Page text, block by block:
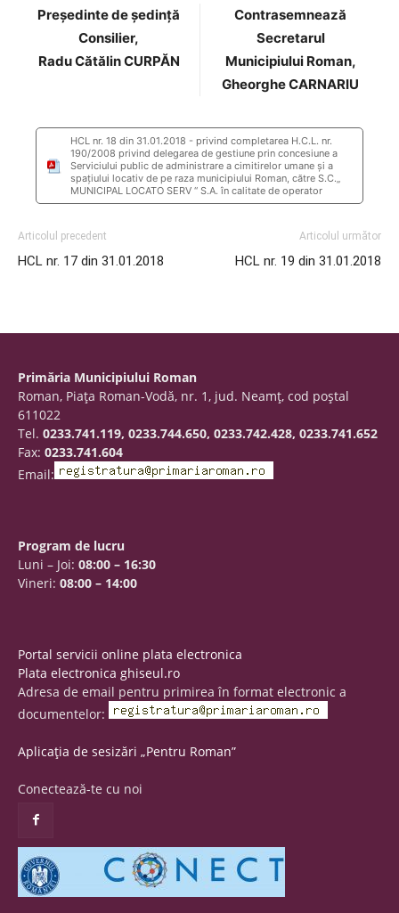
Preşedinte de şedinţă
Consilier,
Radu Cătălin CURPĂN
Contrasemnează
Secretarul
Municipiului Roman,
Gheorghe CARNARIU
HCL nr. 18 din 31.01.2018 - privind completarea H.C.L. nr.
190/2008 privind delegarea de gestiune prin concesiune a
Serviciului public de administrare a cimitirelor umane şi a
spaţiului locativ de pe raza municipiului Roman, către S.C.„
MUNICIPAL LOCATO SERV “ S.A. în calitate de operator
Articolul precedent
HCL nr. 17 din 31.01.2018
Articolul următor
HCL nr. 19 din 31.01.2018
Primăria Municipiului Roman
Roman, Piaţa Roman-Vodă, nr. 1, jud. Neamţ, cod poştal
611022
Tel. 0233.741.119, 0233.744.650, 0233.742.428, 0233.741.652
Fax: 0233.741.604
Email:
Program de lucru
Luni – Joi: 08:00 – 16:30
Vineri: 08:00 – 14:00
Portal servicii online plata electronica
Plata electronica ghiseul.ro
Adresa de email pentru primirea în format electronic a
documentelor:
Aplicația de sesizări „Pentru Roman”
Conectează-te cu noi